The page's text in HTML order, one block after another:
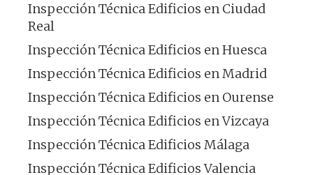
Inspección Técnica Edificios en Ciudad
Real
Inspección Técnica Edificios en Huesca
Inspección Técnica Edificios en Madrid
Inspección Técnica Edificios en Ourense
Inspección Técnica Edificios en Vizcaya
Inspección Técnica Edificios Málaga
Inspección Técnica Edificios Valencia